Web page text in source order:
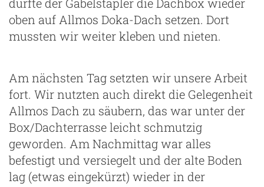
oben auf Allmos Doka-Dach setzen. Dort
mussten wir weiter kleben und nieten.
Am nächsten Tag setzten wir unsere Arbeit
fort. Wir nutzten auch direkt die Gelegenheit
Allmos Dach zu säubern, das war unter der
Box/Dachterrasse leicht schmutzig
geworden. Am Nachmittag war alles
befestigt und versiegelt und der alte Boden
lag (etwas eingekürzt) wieder in der